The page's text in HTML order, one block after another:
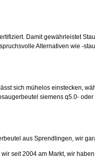
Damit gewährleistet
Alternativen wie -
sich mühelos einstecken,
siemens q5.0-
aus Sprendlingen, wir
seit 2004 am Markt, wir